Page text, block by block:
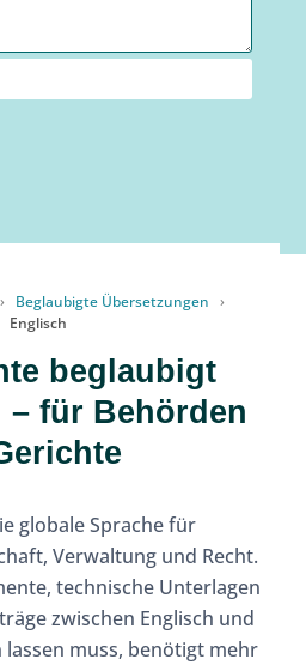
› Beglaubigte Übersetzungen ›
Englisch
beglaubigt
– für Behörden
globale Sprache für
Verwaltung und Recht.
technische Unterlagen
zwischen Englisch und
muss, benötigt mehr